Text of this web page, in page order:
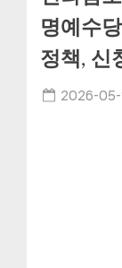
명예수
정책, 신
Posted
2026-05-